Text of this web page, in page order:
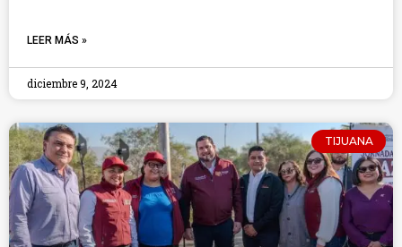
LEER MÁS »
diciembre 9, 2024
TIJUANA